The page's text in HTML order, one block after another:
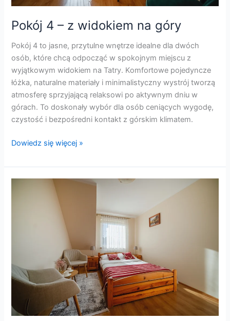
Pokój 4 – z widokiem na góry
Pokój 4 to jasne, przytulne wnętrze idealne dla dwóch
osób, które chcą odpocząć w spokojnym miejscu z
wyjątkowym widokiem na Tatry. Komfortowe pojedyncze
łóżka, naturalne materiały i minimalistyczny wystrój tworzą
atmosferę sprzyjającą relaksowi po aktywnym dniu w
górach. To doskonały wybór dla osób ceniących wygodę,
czystość i bezpośredni kontakt z górskim klimatem.
Dowiedz się więcej »